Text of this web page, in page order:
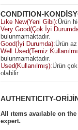
CONDITION-
Lıke New(Yeni Gibi):Ürün
Very Good(Çok İyi
bulunmamaktadır.
Good(İyi Durumda):Ürün
Well Used(Temiz
bulunmamaktadır.
Used(Kullanılmış):Ürün
olabilir.
AUTHENTICITY-
All ıtems avaılable on
expert.